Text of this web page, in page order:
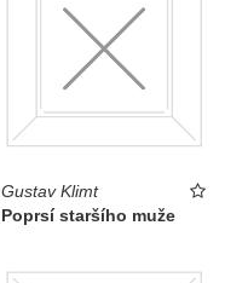
Gustav Klimt
Poprsí staršího muže